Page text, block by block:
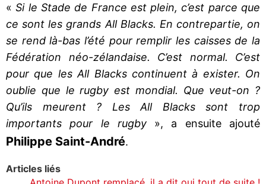
«Si le Stade de France est plein, c’est parce que
ce sont les grands All Blacks. En contrepartie, on
se rend là-bas l’été pour remplir les caisses de la
Fédération néo-zélandaise. C’est normal. C’est
pour que les All Blacks continuent à exister. On
oublie que le rugby est mondial. Que veut-on ?
Qu’ils meurent ? Les All Blacks sont trop
importants pour le rugby», a ensuite ajouté
Philippe Saint-André.
Articles liés